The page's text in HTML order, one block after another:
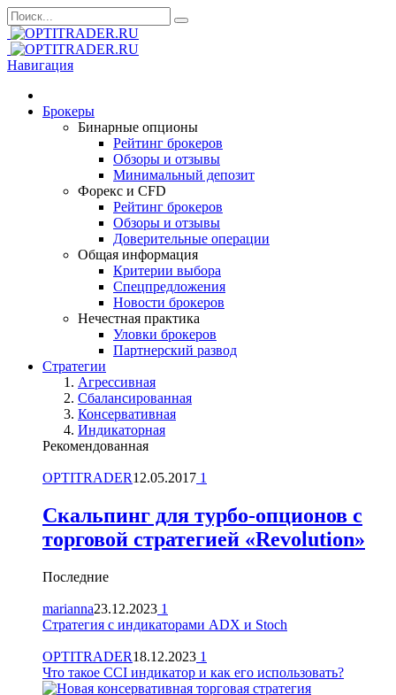
Навигация
Брокеры
Бинарные опционы
Рейтинг брокеров
Обзоры и отзывы
Минимальный депозит
Форекс и CFD
Рейтинг брокеров
Обзоры и отзывы
Доверительные операции
Общая информация
Критерии выбора
Спецпредложения
Новости брокеров
Нечестная практика
Уловки брокеров
Партнерский развод
Стратегии
Агрессивная
Сбалансированная
Консервативная
Индикаторная
Рекомендованная
OPTITRADER12.05.2017 1
Скальпинг для турбо-опционов с
торговой стратегией «Revolution»
Последние
marianna23.12.2023 1
Стратегия с индикаторами ADX и Stoch
OPTITRADER18.12.2023 1
Что такое CCI индикатор и как его использовать?